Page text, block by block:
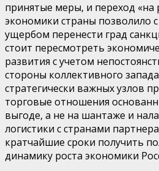
принятые меры, и переход «на
экономики страны позволило
ущербом перенести град
стоит пересмотреть
развития с учетом
стороны коллективного
стратегически важных узлов
торговые отношения
выгоде, а не на шантаже и
логистики с странами
кратчайшие сроки получить
динамику роста экономики